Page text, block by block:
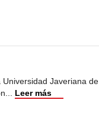
Javeriana
... Leer más